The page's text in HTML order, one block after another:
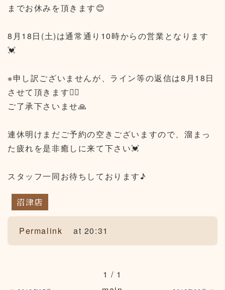
までお休みを頂きます😊
8月18日(土)は通常通り10時からの営業となります
💓
※申し訳ございませんが、ライン等の返信は8月18日
させて頂きます🙇‍♂️
ご了承下さいませ🙏
連休明けまだご予約の空きございますので、溜まっ
た疲れを是非癒しに来て下さい💓
スタッフ一同お待ちしております♪
沼津店
Permalink at 20:31
1 / 1